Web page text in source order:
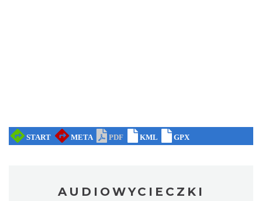
AUDIOWYCIECZKI